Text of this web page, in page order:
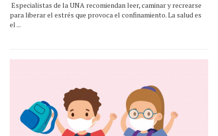
Especialistas de la UNA recomiendan leer, caminar y recrearse
para liberar el estrés que provoca el confinamiento. La salud es
el ...